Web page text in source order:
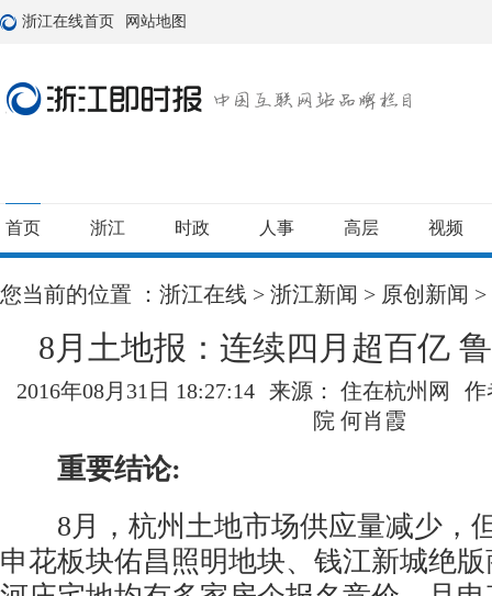
浙江在线首页 网站地图
首页 浙江 时政 人事 高层 视频
您当前的位置 ： 浙江在线 > 浙江新闻 > 原创新闻 >
8月土地报：连续四月超百亿
2016年08月31日 18:27:14 来源： 住在杭州网
院 何肖霞
重要结论:
8月，杭州土地市场供应量减少，
申花板块佑昌照明地块、钱江新城绝